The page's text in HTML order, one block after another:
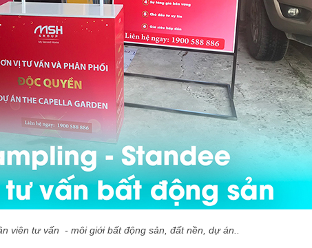
viên tư vấn - môi giới bất động sản, đất nền, dự án..